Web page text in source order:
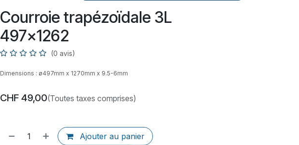
Courroie trapézoïdale 3L
497x1262
(0 avis)
Dimensions : ø497mm x 1270mm x 9.5-6mm
CHF 49,00(Toutes taxes comprises)
Ajouter au panier